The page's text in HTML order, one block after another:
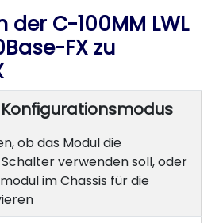
der C-100MM LWL
FX zu
ob das Modul die
verwenden soll, oder
im Chassis für die